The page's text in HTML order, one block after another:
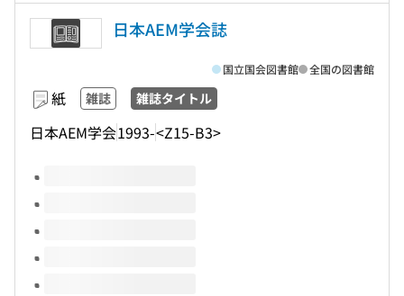
日本AEM学会誌
紙 雑誌 雑誌タイトル
日本AEM学会1993-<Z15-B3>
国立国会図書館 全国の図書館
このタイトルの巻号